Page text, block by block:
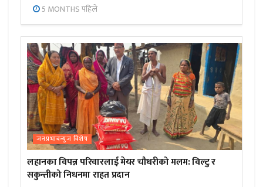
5 MONTHS पहिले
जनप्रभाबन्युज विशेष
लहानका विपन्न परिवारलाई मेयर चौधरीको मलम: विल्टु र
सकुन्तीको निधनमा राहत प्रदान